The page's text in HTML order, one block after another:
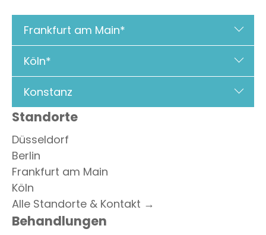
Frankfurt am Main*
Köln*
Konstanz
Standorte
Düsseldorf
Berlin
Frankfurt am Main
Köln
Alle Standorte & Kontakt →
Behandlungen